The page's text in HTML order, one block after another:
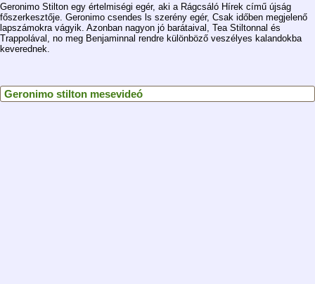
Geronimo Stilton egy értelmiségi egér, aki a Rágcsáló Hírek című újság
főszerkesztője. Geronimo csendes ls szerény egér, Csak időben megjelenő
lapszámokra vágyik. Azonban nagyon jó barátaival, Tea Stiltonnal és
Trappolával, no meg Benjaminnal rendre különböző veszélyes kalandokba
keverednek.
Geronimo stilton mesevideó